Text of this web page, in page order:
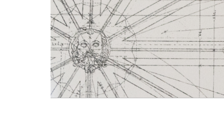
Zum Inhalt springen
Aktuelle Seite: P-T